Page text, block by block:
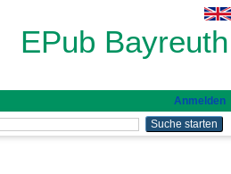
EPub Bayreuth
Anmelden